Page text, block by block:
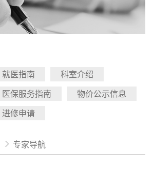
就医指南
科室介绍
医保服务指南
物价公示信息
进修申请
专家导航